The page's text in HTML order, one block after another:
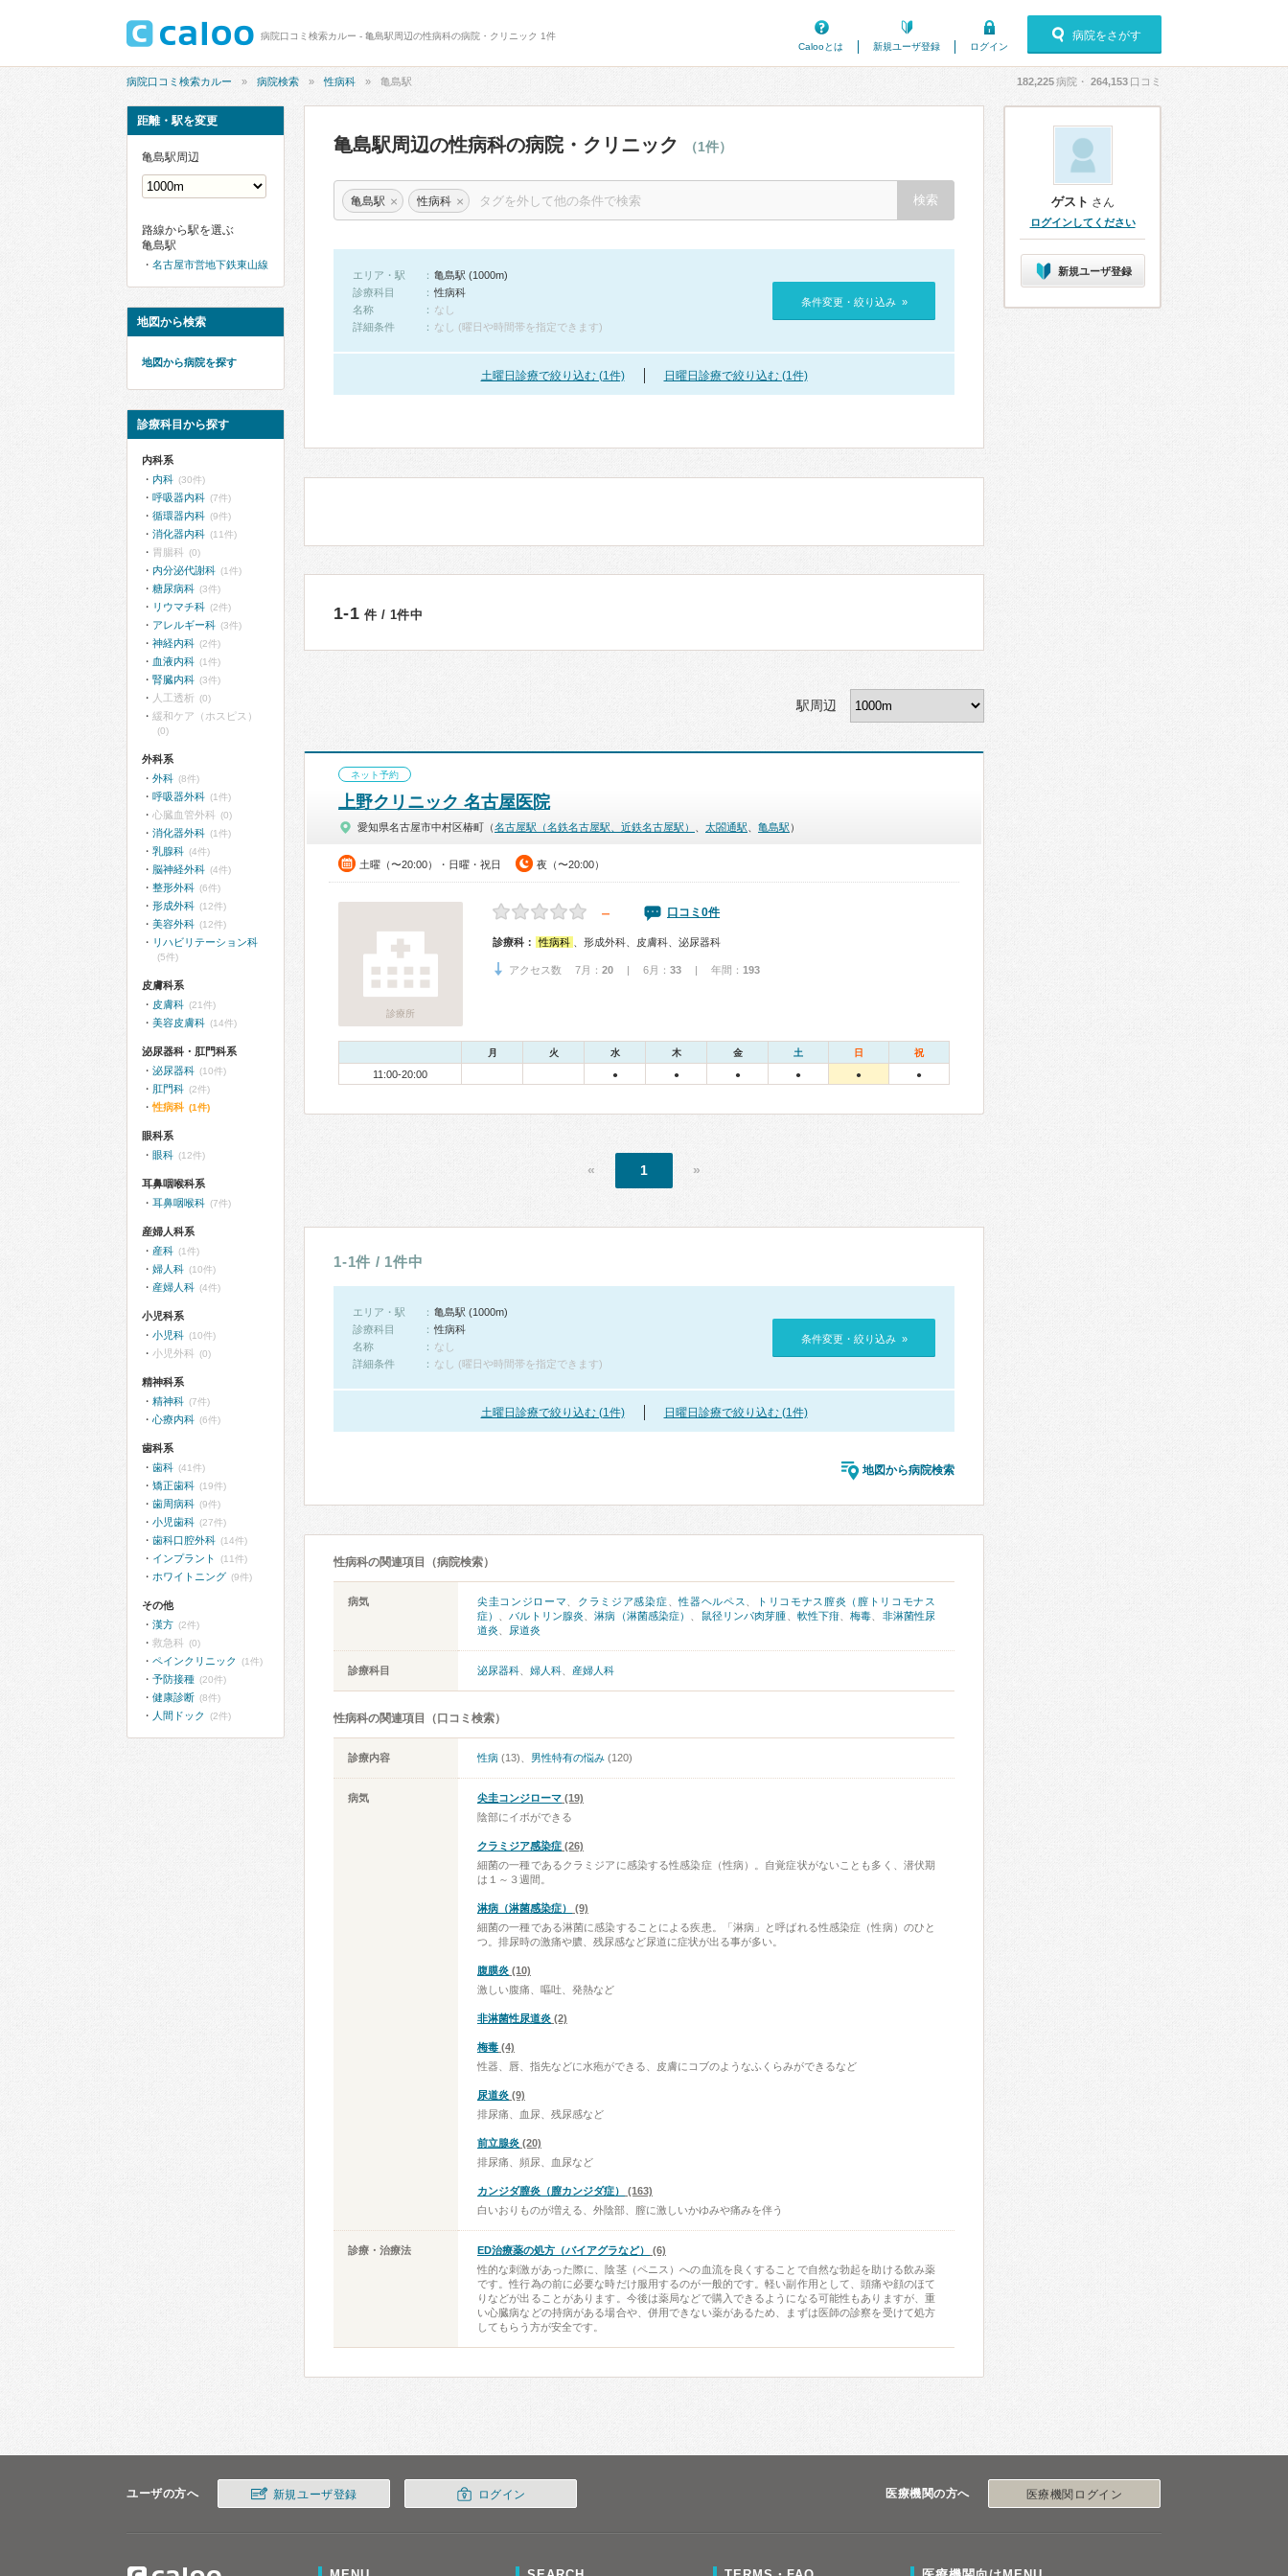
病院口コミ検索カルー - 亀島駅周辺の性病科の病院・クリニック 1件
Calooとは
新規ユーザ登録 ログイン
病院をさがす
病院口コミ検索カルー 病院検索 性病科 亀島駅 182,225病院・ 264,153 口コミ
亀島駅周辺の性病科の病院・クリニック （1件）
亀島駅 × 性病科 ×
エリア・駅
亀島駅 (1000m)
診療科目
性病科
名称
なし
詳細条件
なし (曜日や時間帯を指定できます)
条件変更・絞り込み »
土曜日診療で絞り込む (1件) 日曜日診療で絞り込む (1件)
1-1 件 / 1件中
駅周辺
ネット予約
上野クリニック 名古屋医院
愛知県名古屋市中村区椿町（名古屋駅（名鉄名古屋駅、近鉄名古屋駅） 太閤通駅 亀島駅 ）
土曜（〜20:00）・日曜・祝日 夜（〜20:00）
診療所
－ 口コミ0件
診療科： 性病科 、形成外科、皮膚科、泌尿器科
アクセス数 7月： 20 | 6月： 33 | 年間： 193
月 火 水 木 金 土 日 祝
11:00-20:00 ● ● ● ● ● ●
« 1 »
1-1件 / 1件中
エリア・駅
亀島駅 (1000m)
診療科目
性病科
名称
なし
詳細条件
なし (曜日や時間帯を指定できます)
条件変更・絞り込み »
土曜日診療で絞り込む (1件) 日曜日診療で絞り込む (1件)
地図から病院検索
性病科の関連項目（病院検索）
病気 尖圭コンジローマ クラミジア感染症 、性器ヘルペス
トリコモナス膣炎（膣トリコモナス
症）
、バルトリン腺炎 、淋病（淋菌感染症） 鼠径リンパ肉芽腫 軟性下疳 、梅毒
非淋菌性尿
道炎
尿道炎
診療科目 泌尿器科 婦人科 産婦人科
性病科の関連項目（口コミ検索）
診療内容 性病 (13)、 男性特有の悩み (120)
病気 尖圭コンジローマ (19)
陰部にイボができる
クラミジア感染症 (26)
細菌の一種であるクラミジアに感染する性感染症（性病）。自覚症状がないことも多く、潜伏期
は１～３週間。
淋病（淋菌感染症）
(9)
細菌の一種である淋菌に感染することによる疾患。「淋病」と呼ばれる性感染症（性病）のひと
つ。排尿時の激痛や膿、残尿感など尿道に症状が出る事が多い。
腹膜炎 (10)
激しい腹痛、嘔吐、発熱など
非淋菌性尿道炎 (2)
梅毒 (4)
性器、唇、指先などに水疱ができる、皮膚にコブのようなふくらみができるなど
尿道炎 (9)
排尿痛、血尿、残尿感など
前立腺炎 (20)
排尿痛、頻尿、血尿など
カンジダ膣炎（膣カンジダ症）
(163)
白いおりものが増える、外陰部、膣に激しいかゆみや痛みを伴う
診療・治療法 ED治療薬の処方（バイアグラなど）
(6)
性的な刺激があった際に、陰茎（ペニス）への血流を良くすることで自然な勃起を助ける飲み薬
です。性行為の前に必要な時だけ服用するのが一般的です。軽い副作用として、頭痛や顔のほて
りなどが出ることがあります。今後は薬局などで購入できるようになる可能性もありますが、重
い心臓病などの持病がある場合や、併用できない薬があるため、まずは医師の診察を受けて処方
してもらう方が安全です。
距離・駅を変更
亀島駅周辺
路線から駅を選ぶ
亀島駅
名古屋市営地下鉄東山線
地図から検索
地図から病院を探す
診療科目から探す
内科系
内科 (30件)
呼吸器内科 (7件)
循環器内科 (9件)
消化器内科 (11件)
胃腸科 (0)
内分泌代謝科 (1件)
糖尿病科 (3件)
リウマチ科 (2件)
アレルギー科 (3件)
神経内科 (2件)
血液内科 (1件)
腎臓内科 (3件)
人工透析 (0)
緩和ケア（ホスピス）
(0)
外科系
外科 (8件)
呼吸器外科 (1件)
心臓血管外科 (0)
消化器外科 (1件)
乳腺科 (4件)
脳神経外科 (4件)
整形外科 (6件)
形成外科 (12件)
美容外科 (12件)
リハビリテーション科
(5件)
皮膚科系
皮膚科 (21件)
美容皮膚科 (14件)
泌尿器科・肛門科系
泌尿器科 (10件)
肛門科 (2件)
性病科 (1件)
眼科系
眼科 (12件)
耳鼻咽喉科系
耳鼻咽喉科 (7件)
産婦人科系
産科 (1件)
婦人科 (10件)
産婦人科 (4件)
小児科系
小児科 (10件)
小児外科 (0)
精神科系
精神科 (7件)
心療内科 (6件)
歯科系
歯科 (41件)
矯正歯科 (19件)
歯周病科 (9件)
小児歯科 (27件)
歯科口腔外科 (14件)
インプラント (11件)
ホワイトニング (9件)
その他
漢方 (2件)
救急科 (0)
ペインクリニック (1件)
予防接種 (20件)
健康診断 (8件)
人間ドック (2件)
ゲスト さん
ログインしてください
新規ユーザ登録
ユーザの方へ 新規ユーザ登録 ログイン 医療機関の方へ 医療機関ログイン